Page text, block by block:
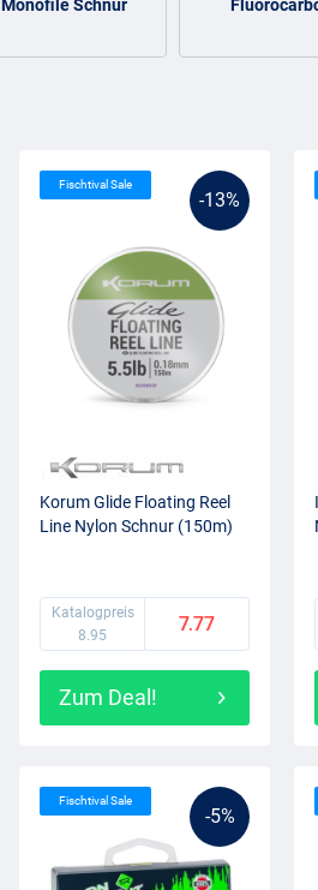
Monofile Schnur
-13%
Fischtival Sale
Korum Glide Floating Reel
Line Nylon Schnur (150m)
Katalogpreis
8.95
7.77
Zum Deal!
-5%
Fischtival Sale